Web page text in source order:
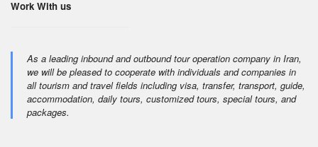
Work With us
As a leading inbound and outbound tour operation company in Iran,
we will be pleased to cooperate with individuals and companies in
all tourism and travel fields including visa, transfer, transport, guide,
accommodation, daily tours, customized tours, special tours, and
packages.